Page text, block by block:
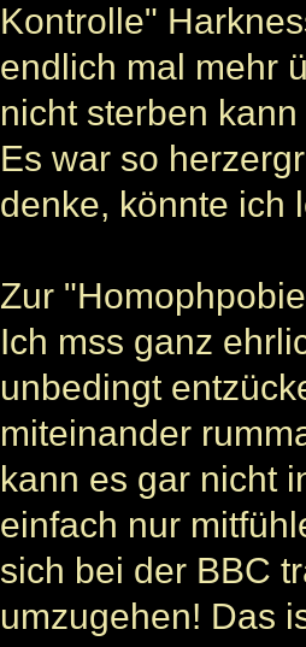
Kontrolle"
endlich mal mehr
nicht sterben
Es war so
denke, könnte ich
Zur
Ich mss ganz
unbedingt
miteinander
kann es gar nicht
einfach nur
sich bei der BBC
umzugehen! Das